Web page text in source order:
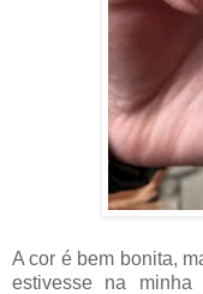
A cor é bem bonita,
estivesse na